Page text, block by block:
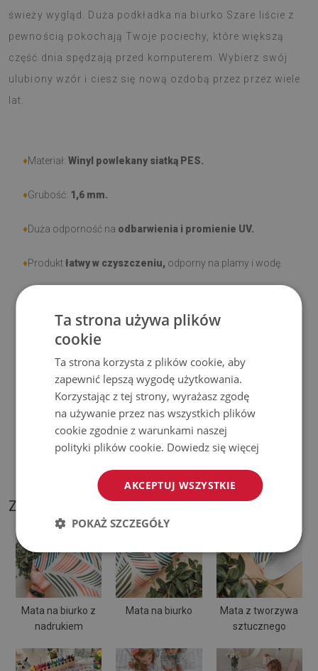
świeży wygląd. Duża podkładka na biurko Szare liście z
pewnością pokochają Twoje pociechy, które większą
część dnia spędzają przed komputerem. Wybierz swój
ulubiony wzór i ciesz się nową ozdobą przez przez wiele
lat.
♦Materiał: Winyl powlekany siatką PES.
♦Grubość: 1,6 mm.
♦Duża odporność na odbarwienia i promienie UV.
♦Produktłatwy w czyszczeniu, odporny na plamy i wodę.
użytkowaniu wynikające z upływu czasu (np. przetarcia) nie
podlegają reklamacjom.
Jak dbać o produkt?
Czyść wilgotną szmatką —
nie używaj silnych środków
chemicznych.
ZDJĘCIA NASZEGO PRODUKTU
Mata na biurko z
nadrukiem
Mata na biurko
Mata z tworzywa
sztucznego
Ta strona używa plików
cookie
Ta strona korzysta z plików cookie, aby
zapewnić lepszą wygodę użytkowania.
Korzystając z tej strony, wyrażasz zgodę
na używanie przez nas wszystkich plików
cookie zgodnie z warunkami naszej
polityki plików cookie. Dowiedz się więcej
AKCEPTUJ WSZYSTKIE
POKAŻ SZCZEGÓŁY